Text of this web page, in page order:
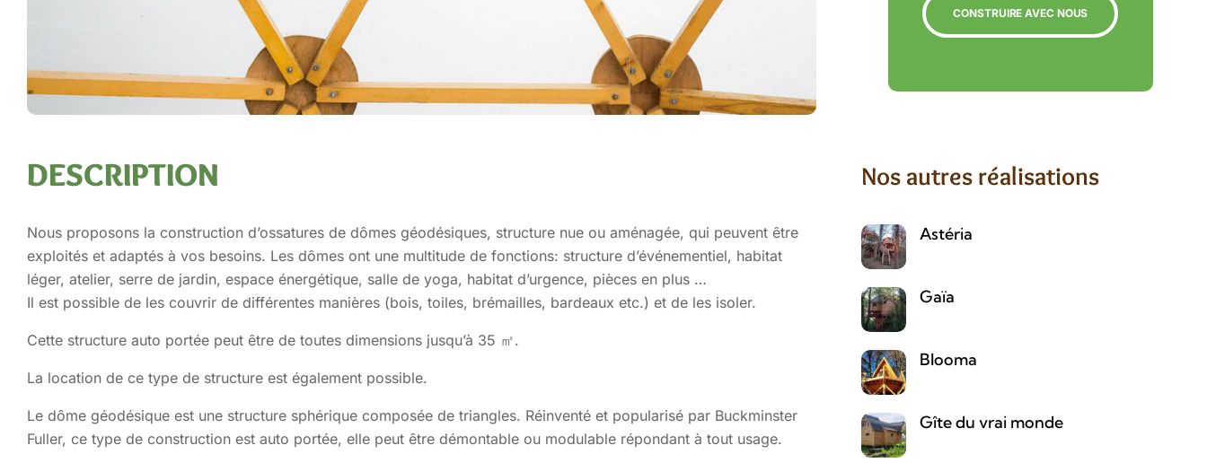
DESCRIPTION
Nous proposons la construction d’ossatures de dômes géodésiques, structure nue ou aménagée, qui peuvent être
exploités et adaptés à vos besoins. Les dômes ont une multitude de fonctions: structure d’événementiel, habitat
léger, atelier, serre de jardin, espace énergétique, salle de yoga, habitat d’urgence, pièces en plus …
Il est possible de les couvrir de différentes manières (bois, toiles, brémailles, bardeaux etc.) et de les isoler.
Cette structure auto portée peut être de toutes dimensions jusqu’à 35 ㎡.
La location de ce type de structure est également possible.
Le dôme géodésique est une structure sphérique composée de triangles. Réinventé et popularisé par Buckminster
Fuller, ce type de construction est auto portée, elle peut être démontable ou modulable répondant à tout usage.
CONSTRUIRE AVEC NOUS
Nos autres réalisations
Astéria
Gaïa
Blooma
Gîte du vrai monde